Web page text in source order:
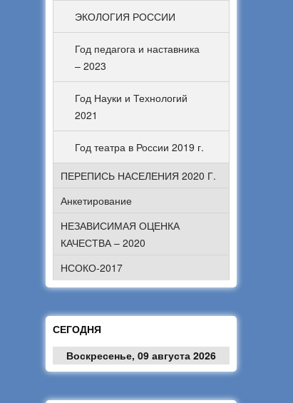
ЭКОЛОГИЯ РОССИИ
Год педагога и наставника
– 2023
Год Науки и Технологий
2021
Год театра в России 2019 г.
ПЕРЕПИСЬ НАСЕЛЕНИЯ 2020 Г.
Анкетирование
НЕЗАВИСИМАЯ ОЦЕНКА
КАЧЕСТВА – 2020
НСОКО-2017
СЕГОДНЯ
Воскресенье, 09 августа 2026